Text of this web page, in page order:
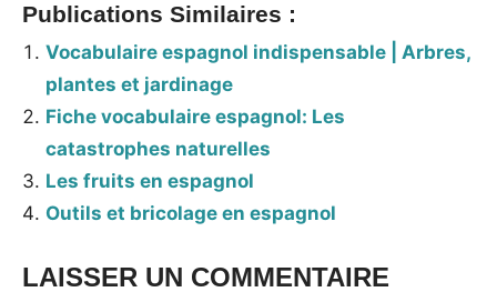
Publications Similaires :
Vocabulaire espagnol indispensable | Arbres,
plantes et jardinage
Fiche vocabulaire espagnol: Les
catastrophes naturelles
Les fruits en espagnol
Outils et bricolage en espagnol
LAISSER UN COMMENTAIRE